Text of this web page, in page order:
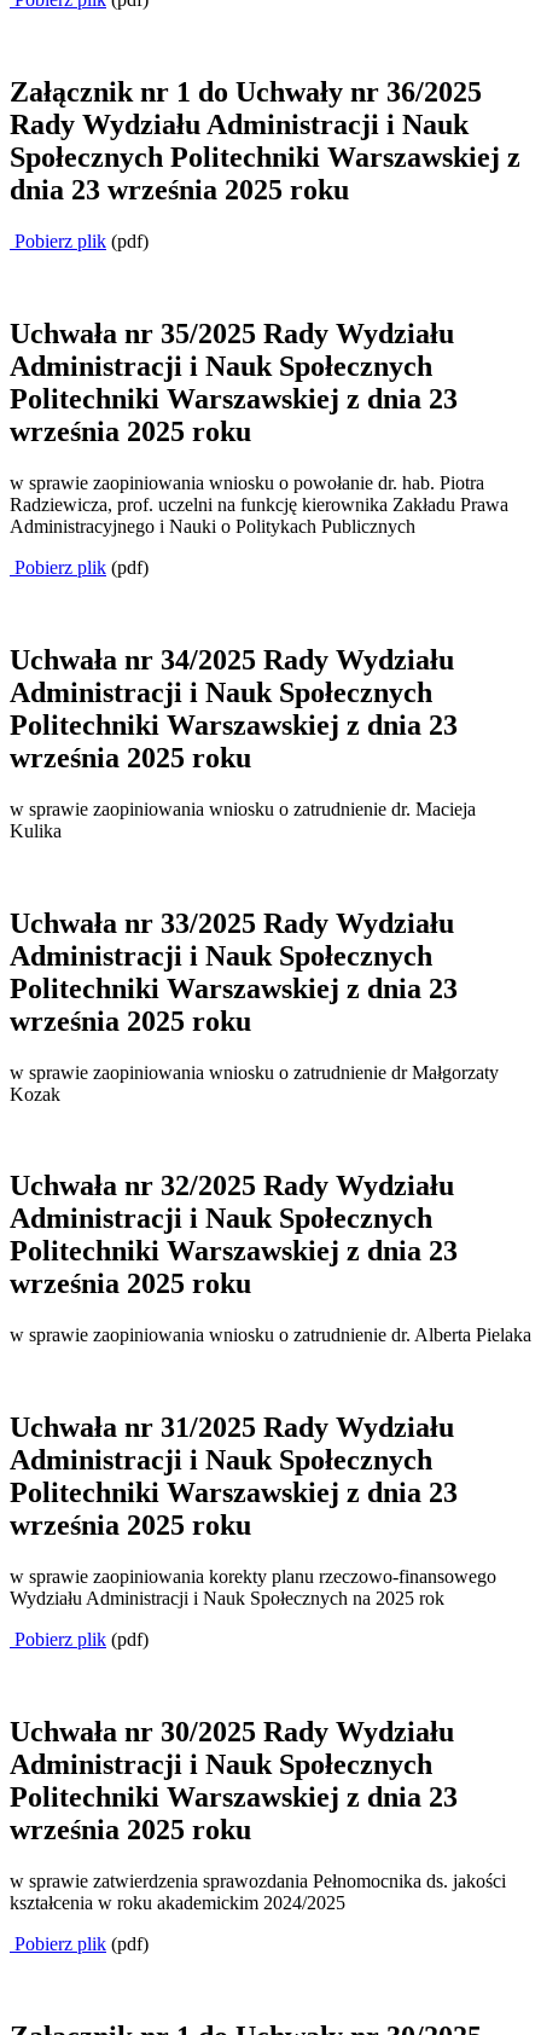
Załącznik nr 1 do Uchwały nr 36/2025
Rady Wydziału Administracji i Nauk
Społecznych Politechniki Warszawskiej z
dnia 23 września 2025 roku
Pobierz plik (pdf)
Uchwała nr 35/2025 Rady Wydziału
Administracji i Nauk Społecznych
Politechniki Warszawskiej z dnia 23
września 2025 roku
w sprawie zaopiniowania wniosku o powołanie dr. hab. Piotra
Radziewicza, prof. uczelni na funkcję kierownika Zakładu Prawa
Administracyjnego i Nauki o Politykach Publicznych
Pobierz plik (pdf)
Uchwała nr 34/2025 Rady Wydziału
Administracji i Nauk Społecznych
Politechniki Warszawskiej z dnia 23
września 2025 roku
w sprawie zaopiniowania wniosku o zatrudnienie dr. Macieja
Kulika
Uchwała nr 33/2025 Rady Wydziału
Administracji i Nauk Społecznych
Politechniki Warszawskiej z dnia 23
września 2025 roku
w sprawie zaopiniowania wniosku o zatrudnienie dr Małgorzaty
Kozak
Uchwała nr 32/2025 Rady Wydziału
Administracji i Nauk Społecznych
Politechniki Warszawskiej z dnia 23
września 2025 roku
w sprawie zaopiniowania wniosku o zatrudnienie dr. Alberta Pielaka
Uchwała nr 31/2025 Rady Wydziału
Administracji i Nauk Społecznych
Politechniki Warszawskiej z dnia 23
września 2025 roku
w sprawie zaopiniowania korekty planu rzeczowo-finansowego
Wydziału Administracji i Nauk Społecznych na 2025 rok
Pobierz plik (pdf)
Uchwała nr 30/2025 Rady Wydziału
Administracji i Nauk Społecznych
Politechniki Warszawskiej z dnia 23
września 2025 roku
w sprawie zatwierdzenia sprawozdania Pełnomocnika ds. jakości
kształcenia w roku akademickim 2024/2025
Pobierz plik (pdf)